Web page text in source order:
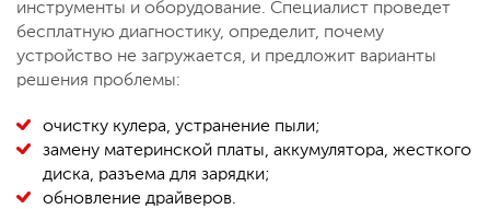
инструменты и оборудование. Специалист проведет
бесплатную диагностику, определит, почему
устройство не загружается, и предложит варианты
решения проблемы:
очистку кулера, устранение пыли;
замену материнской платы, аккумулятора, жесткого
диска, разъема для зарядки;
обновление драйверов.